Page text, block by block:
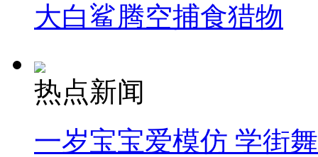
大白鲨腾空捕食猎物
热点新闻
一岁宝宝爱模仿 学街